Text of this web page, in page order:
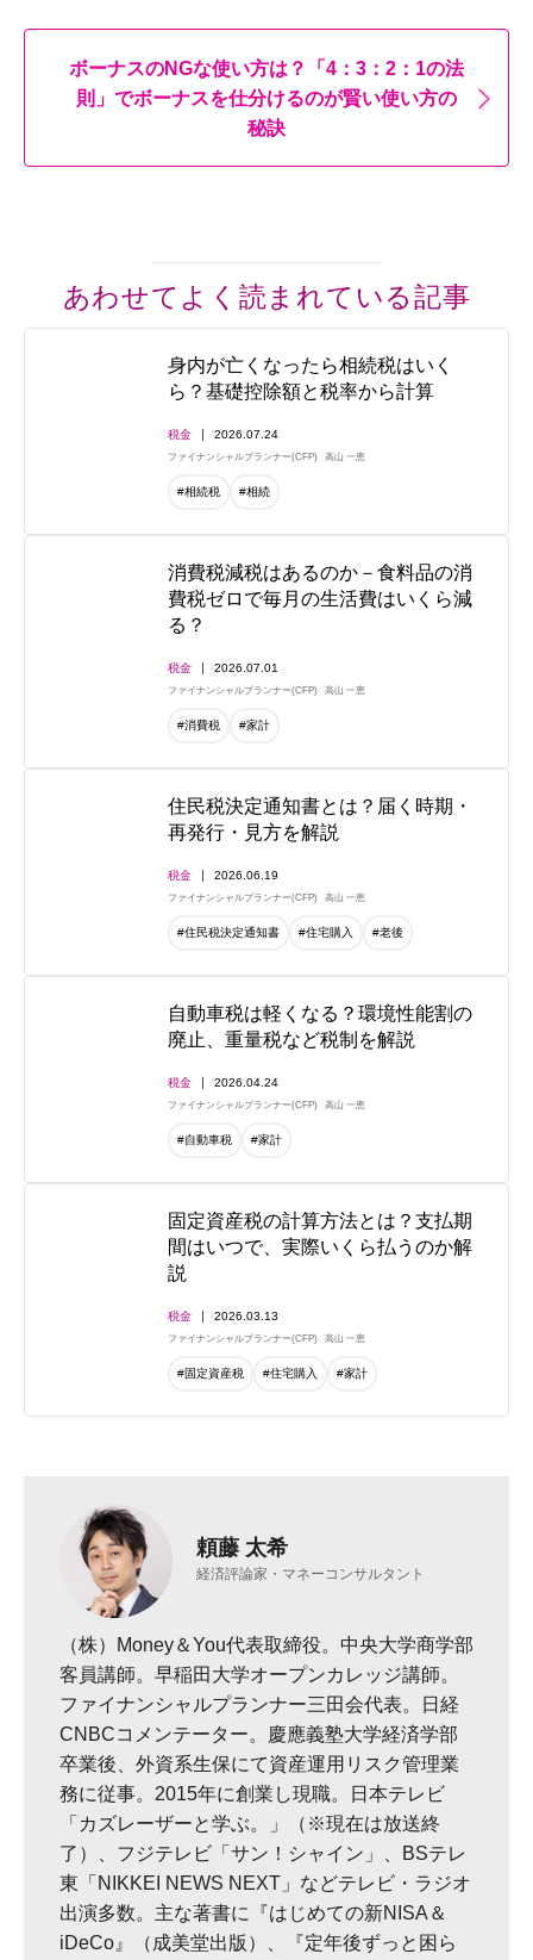
ボーナスのNGな使い方は？「4：3：2：1の法
則」でボーナスを仕分けるのが賢い使い方の
秘訣
あわせてよく読まれている記事
身内が亡くなったら相続税はいく
ら？基礎控除額と税率から計算
税金 2026.07.24
ファイナンシャルプランナー(CFP) 高山 一恵
#相続税 #相続
消費税減税はあるのか－食料品の消
費税ゼロで毎月の生活費はいくら減
る？
税金 2026.07.01
ファイナンシャルプランナー(CFP) 高山 一恵
#消費税 #家計
住民税決定通知書とは？届く時期・
再発行・見方を解説
税金 2026.06.19
ファイナンシャルプランナー(CFP) 高山 一恵
#住民税決定通知書 #住宅購入 #老後
自動車税は軽くなる？環境性能割の
廃止、重量税など税制を解説
税金 2026.04.24
ファイナンシャルプランナー(CFP) 高山 一恵
#自動車税 #家計
固定資産税の計算方法とは？支払期
間はいつで、実際いくら払うのか解
説
税金 2026.03.13
ファイナンシャルプランナー(CFP) 高山 一恵
#固定資産税 #住宅購入 #家計
頼藤 太希
経済評論家・マネーコンサルタント
（株）Money＆You代表取締役。中央大学商学部
客員講師。早稲田大学オープンカレッジ講師。
ファイナンシャルプランナー三田会代表。日経
CNBCコメンテーター。慶應義塾大学経済学部
卒業後、外資系生保にて資産運用リスク管理業
務に従事。2015年に創業し現職。日本テレビ
「カズレーザーと学ぶ。」（※現在は放送終
了）、フジテレビ「サン！シャイン」、BSテレ
東「NIKKEI NEWS NEXT」などテレビ・ラジオ
出演多数。主な著書に『はじめての新NISA＆
iDeCo』（成美堂出版）、『定年後ずっと困ら